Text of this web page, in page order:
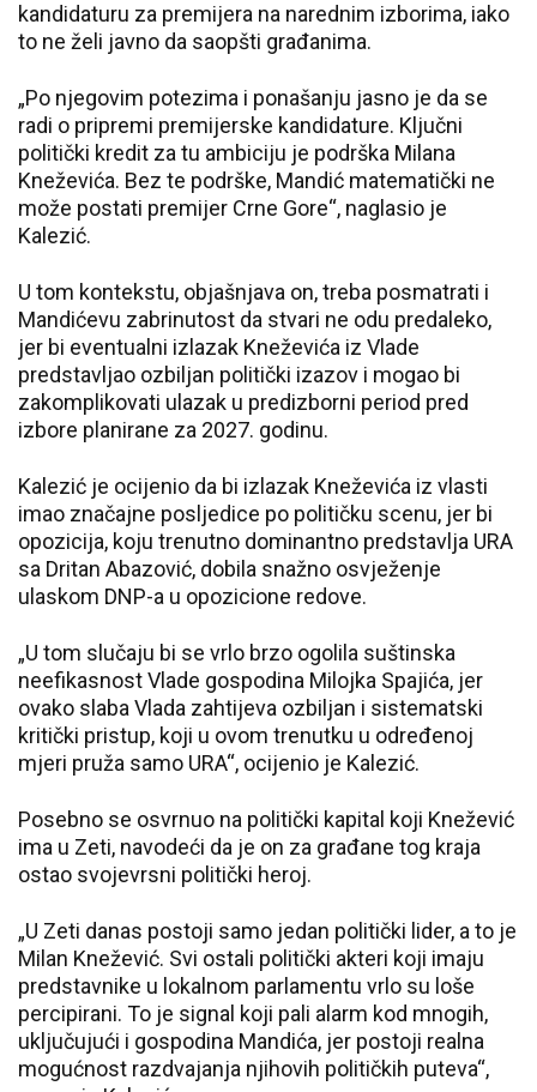
kandidaturu za premijera na narednim izborima, iako
to ne želi javno da saopšti građanima.
„Po njegovim potezima i ponašanju jasno je da se
radi o pripremi premijerske kandidature. Ključni
politički kredit za tu ambiciju je podrška Milana
Kneževića. Bez te podrške, Mandić matematički ne
može postati premijer Crne Gore“, naglasio je
Kalezić.
U tom kontekstu, objašnjava on, treba posmatrati i
Mandićevu zabrinutost da stvari ne odu predaleko,
jer bi eventualni izlazak Kneževića iz Vlade
predstavljao ozbiljan politički izazov i mogao bi
zakomplikovati ulazak u predizborni period pred
izbore planirane za 2027. godinu.
Kalezić je ocijenio da bi izlazak Kneževića iz vlasti
imao značajne posljedice po političku scenu, jer bi
opozicija, koju trenutno dominantno predstavlja URA
sa Dritan Abazović, dobila snažno osvježenje
ulaskom DNP-a u opozicione redove.
„U tom slučaju bi se vrlo brzo ogolila suštinska
neefikasnost Vlade gospodina Milojka Spajića, jer
ovako slaba Vlada zahtijeva ozbiljan i sistematski
kritički pristup, koji u ovom trenutku u određenoj
mjeri pruža samo URA“, ocijenio je Kalezić.
Posebno se osvrnuo na politički kapital koji Knežević
ima u Zeti, navodeći da je on za građane tog kraja
ostao svojevrsni politički heroj.
„U Zeti danas postoji samo jedan politički lider, a to je
Milan Knežević. Svi ostali politički akteri koji imaju
predstavnike u lokalnom parlamentu vrlo su loše
percipirani. To je signal koji pali alarm kod mnogih,
uključujući i gospodina Mandića, jer postoji realna
mogućnost razdvajanja njihovih političkih puteva“,